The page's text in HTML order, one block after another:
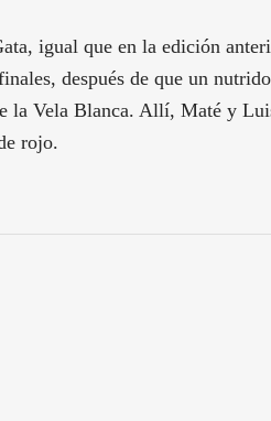
igual que en la edición
después de que un
la Vela Blanca. Allí, Maté y
rojo.